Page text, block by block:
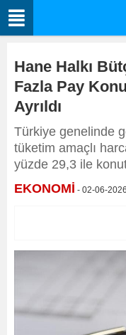
Hane Halkı
Fazla Pay
Ayrıldı
Türkiye genelinde
tüketim amaçlı
yüzde 29,3 ile
EKONOMİ - 02-06-